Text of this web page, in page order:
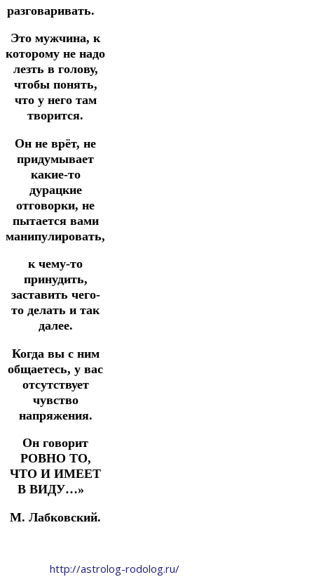
разговаривать.⠀
Это мужчина, к
которому не надо
лезть в голову,
чтобы понять,
что у него там
творится.
Он не врёт, не
придумывает
какие-то
дурацкие
отговорки, не
пытается вами
манипулировать,
к чему-то
принудить,
заставить чего-
то делать и так
далее.
Когда вы с ним
общаетесь, у вас
отсутствует
чувство
напряжения.
Он говорит
РОВНО ТО,
ЧТО И ИМЕЕТ
В ВИДУ…»⠀
М. Лабковский.
http://astrolog-rodolog.ru/